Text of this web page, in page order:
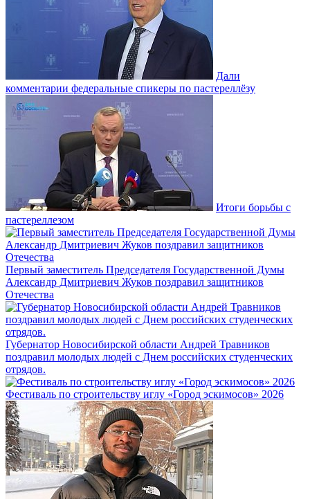
Дали
комментарии федеральные спикеры по пастереллёзу
Итоги борьбы с
пастереллезом
Первый заместитель Председателя Государственной Думы
Александр Дмитриевич Жуков поздравил защитников
Отечества
Губернатор Новосибирской области Андрей Травников
поздравил молодых людей с Днем российских студенческих
отрядов.
Фестиваль по строительству иглу «Город эскимосов» 2026